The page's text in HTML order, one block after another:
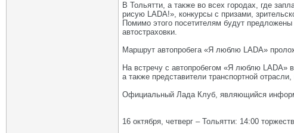
В Тольятти, а также во всех городах, где
рисую LADA!», конкурсы с призами,
Помимо этого посетителям будут
автостраховки.
Маршрут автопробега «Я люблю LADA»
На встречу с автопробегом «Я люблю LADA»
а также представители транспортной
Официальный Лада Клуб, являющийся
16 октября, четверг – Тольятти: 14:00